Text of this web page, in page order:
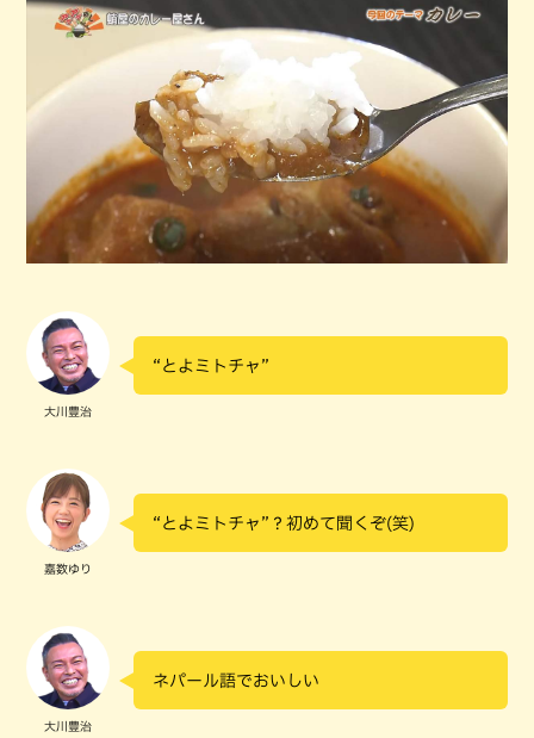
大川豊治
“とよミトチャ”
嘉数ゆり
“とよミトチャ”？初めて聞くぞ(笑)
大川豊治
ネパール語でおいしい